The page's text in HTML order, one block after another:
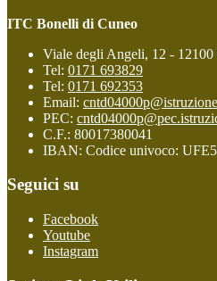
ITC Bonelli di Cuneo
Viale degli Angeli, 12 -
Tel: 0171 693829
Tel: 0171 692353
Email:
PEC:
C.F.: 80017380041
IBAN: Codice univoco:
Seguici su
Facebook
Youtube
Instagram